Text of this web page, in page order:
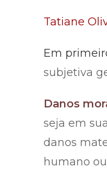
Tatiane
Em
subjetiva
Danos
seja em
danos
humano